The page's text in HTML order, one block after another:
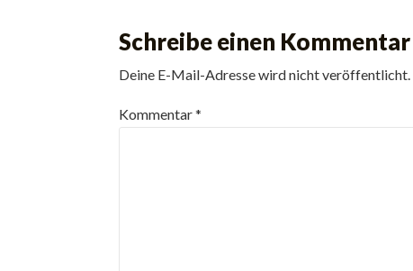
Schreibe einen Kommentar
Deine E-Mail-Adresse wird nicht veröffentlicht.
Kommentar*